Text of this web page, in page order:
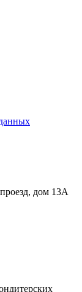
дом 13А